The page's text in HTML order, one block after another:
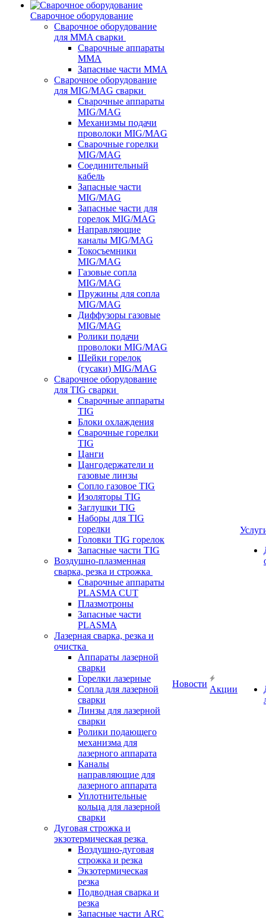
Сварочное оборудование
Сварочное оборудование
для MMA сварки
Сварочные аппараты
MMA
Запасные части MMA
Сварочное оборудование
для MIG/MAG сварки
Сварочные аппараты
MIG/MAG
Механизмы подачи
проволоки MIG/MAG
Сварочные горелки
MIG/MAG
Соединительный
кабель
Запасные части
MIG/MAG
Запасные части для
горелок MIG/MAG
Направляющие
каналы MIG/MAG
Токосъемники
MIG/MAG
Газовые сопла
MIG/MAG
Пружины для сопла
MIG/MAG
Диффузоры газовые
MIG/MAG
Ролики подачи
проволоки MIG/MAG
Шейки горелок
(гусаки) MIG/MAG
Сварочное оборудование
для TIG сварки
Сварочные аппараты
TIG
Блоки охлаждения
Сварочные горелки
TIG
Цанги
Цангодержатели и
газовые линзы
Сопло газовое TIG
Изоляторы TIG
Заглушки TIG
Наборы для TIG
горелки
Головки TIG горелок
Запасные части TIG
Воздушно-плазменная
сварка, резка и строжка
Сварочные аппараты
PLASMA CUT
Плазмотроны
Запасные части
PLASMA
Лазерная сварка, резка и
очистка
Аппараты лазерной
сварки
Горелки лазерные
Сопла для лазерной
сварки
Линзы для лазерной
сварки
Ролики подающего
механизма для
лазерного аппарата
Каналы
направляющие для
лазерного аппарата
Уплотнительные
кольца для лазерной
сварки
Дуговая строжка и
экзотермическая резка
Воздушно-дуговая
строжка и резка
Экзотермическая
резка
Подводная сварка и
резка
Запасные части ARC
Новости
Акции